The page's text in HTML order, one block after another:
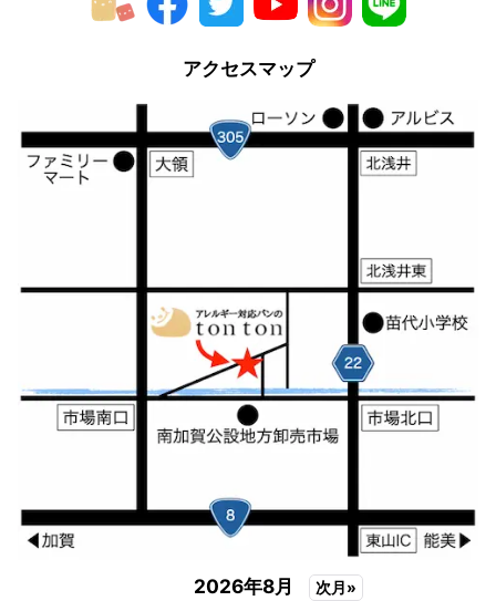
アクセスマップ
2026年8月 次月»